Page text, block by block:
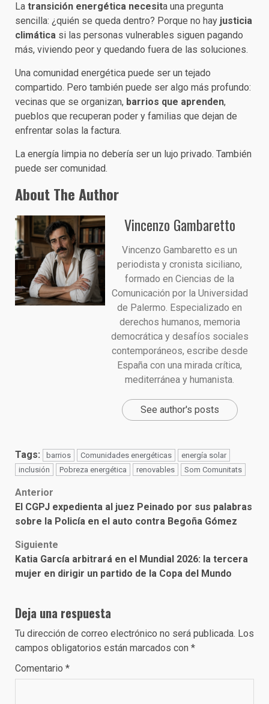
La transición energética necesita una pregunta
sencilla: ¿quién se queda dentro? Porque no hay justicia
climática si las personas vulnerables siguen pagando
más, viviendo peor y quedando fuera de las soluciones.
Una comunidad energética puede ser un tejado
compartido. Pero también puede ser algo más profundo:
vecinas que se organizan, barrios que aprenden,
pueblos que recuperan poder y familias que dejan de
enfrentar solas la factura.
La energía limpia no debería ser un lujo privado. También
puede ser comunidad.
About The Author
Vincenzo Gambaretto
Vincenzo Gambaretto es un
periodista y cronista siciliano,
formado en Ciencias de la
Comunicación por la Universidad
de Palermo. Especializado en
derechos humanos, memoria
democrática y desafíos sociales
contemporáneos, escribe desde
España con una mirada crítica,
mediterránea y humanista.
See author's posts
Tags: barrios Comunidades energéticas
energía solar
inclusión
Pobreza energética renovables Som Comunitats
Post
navigation
Anterior
El CGPJ expedienta al juez Peinado por sus palabras
sobre la Policía en el auto contra Begoña Gómez
Siguiente
Katia García arbitrará en el Mundial 2026: la tercera
mujer en dirigir un partido de la Copa del Mundo
Deja una respuesta
Tu dirección de correo electrónico no será publicada. Los
campos obligatorios están marcados con *
Comentario *